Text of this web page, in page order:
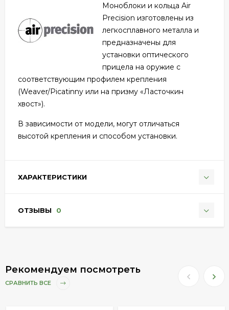
Моноблоки и кольца Air
Precision изготовлены из
легкосплавного металла и
предназначены для
установки оптического
прицела на оружие с
соответствующим профилем крепления
(Weaver/Picatinny или на призму «Ласточкин
хвост»).
В зависимости от модели, могут отличаться
высотой крепления и способом установки.
ХАРАКТЕРИСТИКИ
ОТЗЫВЫ 0
Рекомендуем посмотреть
СРАВНИТЬ ВСЕ